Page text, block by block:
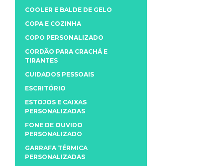
COOLER E BALDE DE GELO
COPA E COZINHA
COPO PERSONALIZADO
CORDÃO PARA CRACHÁ E
TIRANTES
CUIDADOS PESSOAIS
ESCRITÓRIO
ESTOJOS E CAIXAS
PERSONALIZADAS
FONE DE OUVIDO
PERSONALIZADO
GARRAFA TÉRMICA
PERSONALIZADAS